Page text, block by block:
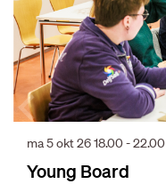
Young Board
ma 5 okt 2618.00 - 22.00